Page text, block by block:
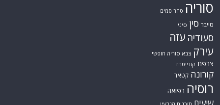
סוריה סחר סמים
סייבר סין סיני
סעודיה עזה
עירק צבא סוריה חופשי
צרפת קונייטרה
קורונה קטאר
רוסיה רפואה
שיעים